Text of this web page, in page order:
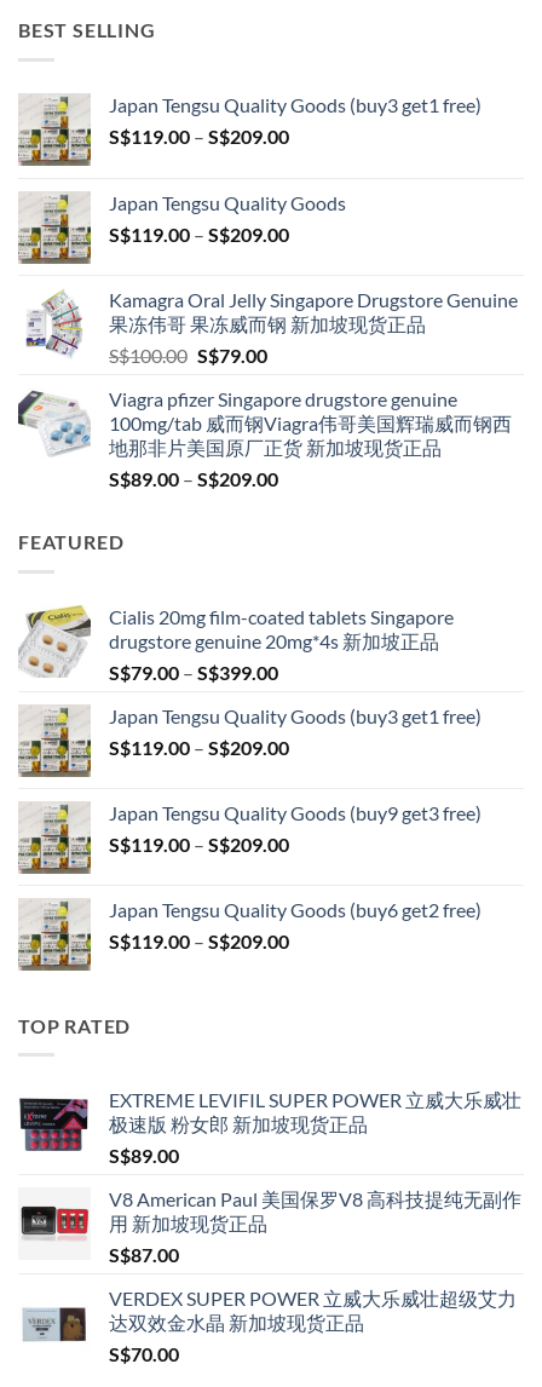
BEST SELLING
Japan Tengsu Quality Goods (buy3 get1 free)
S$119.00 – S$209.00Price
through
S$209.00
Japan Tengsu Quality Goods
S$119.00 – S$209.00Price
through
S$209.00
Kamagra Oral Jelly Singapore Drugstore Genuine
果冻伟哥 果冻威而钢 新加坡现货正品
S$100.00 Original
was:
S$100.00.
S$79.00Current
is:
S$79.00.
Viagra pfizer Singapore drugstore genuine
100mg/tab 威而钢Viagra伟哥美国辉瑞威而钢西
地那非片美国原厂正货 新加坡现货正品
S$89.00 – S$209.00Price
FEATURED
Cialis 20mg film-coated tablets Singapore
drugstore genuine 20mg*4s 新加坡正品
S$79.00 – S$399.00Price
S$79.00
through
Japan Tengsu Quality Goods (buy3 get1 free)
S$119.00 – S$209.00Price
through
S$209.00
Japan Tengsu Quality Goods (buy9 get3 free)
S$119.00 – S$209.00Price
through
S$209.00
Japan Tengsu Quality Goods (buy6 get2 free)
S$119.00 – S$209.00Price
TOP RATED
EXTREME LEVIFIL SUPER POWER 立威大乐威壮
极速版 粉女郎 新加坡现货正品
S$89.00
V8 American Paul 美国保罗V8 高科技提纯无副作
用 新加坡现货正品
S$87.00
VERDEX SUPER POWER 立威大乐威壮超级艾力
达双效金水晶 新加坡现货正品
S$70.00